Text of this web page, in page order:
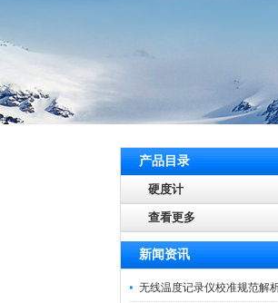
产品目录
硬度计
查看更多
新闻资讯